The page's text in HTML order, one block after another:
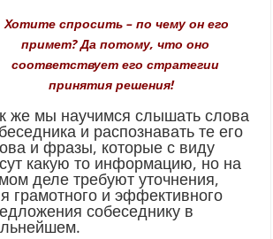
Хотите спросить – по чему он его
примет? Да потому, что оно
соответствует его стратегии
принятия решения!
же мы научимся слышать слова
и распознавать те его
и фразы, которые с виду
какую то информацию, но на
деле требуют уточнения,
грамотного и эффективного
собеседнику в